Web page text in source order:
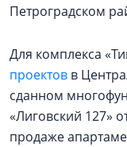
Петроградском
Для комплекса
проектов в
сданном
«Лиговский 127»
продаже